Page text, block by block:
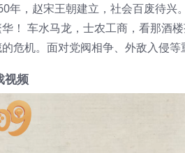
年，赵宋王朝建立，社会百废待兴
！ 车水马龙，士农工商，看那酒
危机。面对党阀相争、外敌入侵
视频